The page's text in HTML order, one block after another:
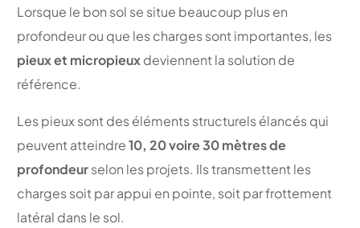
Lorsque le bon sol se situe beaucoup plus en
profondeur ou que les charges sont importantes, les
pieux et micropieuxdeviennent la solution de
référence.
Les pieux sont des éléments structurels élancés qui
peuvent atteindre10, 20 voire 30 mètres de
profondeurselon les projets. Ils transmettent les
charges soit par appui en pointe, soit par frottement
latéral dans le sol.